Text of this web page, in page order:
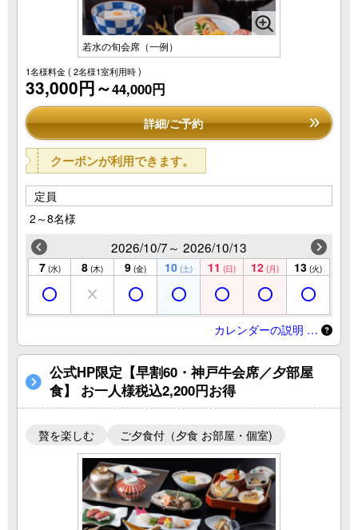
若水の旬会席（一例）
1名様料金( 2名様1室利用時 )
33,000円～44,000円
詳細/ご予約
クーポンが利用できます。
定員
2～8名様
2026/10/7～ 2026/10/13
7 (水) 8 (木) 9 (金) 10 (土) 11 (日) 12 (月) 13 (火)
カレンダーの説明 …
公式HP限定【早割60・神戸牛会席／夕部屋
食】 お一人様税込2,200円お得
贅を楽しむ ご夕食付（夕食 お部屋・個室)